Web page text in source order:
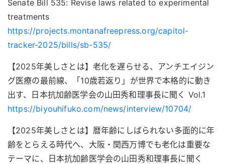
Senate Bill 535: Revise laws related to experimental
treatments
https://projects.montanafreepress.org/capitol-
tracker-2025/bills/sb-535/
【2025年美しさとは】老化を遅らせる、アンチエイジン
グ医療の最前線、「10歳若返り」が世界で本格的に動き
出す、日本抗加齢医学会の山田秀和理事長に聞く Vol.1
https://biyouhifuko.com/news/interview/10704/
【2025年美しさとは】暦年齢にしばられない多面的に年
齢をとらえる時代へ、大阪・関西万博でも老化は重要な
テーマに、日本抗加齢医学会の山田秀和理事長に聞く